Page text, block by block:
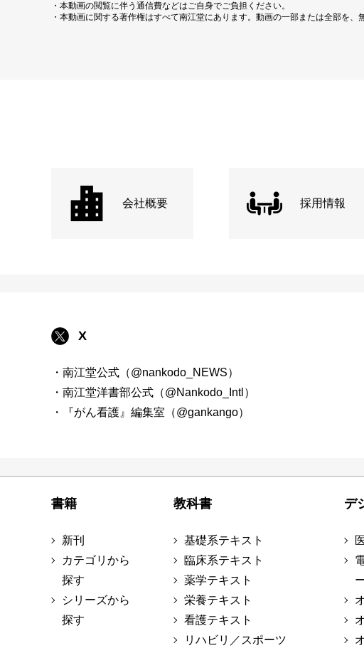
・本動画の閲覧に伴う通信費などはご自身でご負担ください。
・本動画に関する著作権はすべて南江堂にあります。動画の一部または全部を
会社概要 採用情報
X
・南江堂公式（@nankodo_NEWS）
・南江堂洋書部公式（@Nankodo_Intl）
・『がん看護』編集室（@gankango）
書籍
新刊
カテゴリから
探す
シリーズから
探す
教科書
基礎系テキスト
臨床系テキスト
薬学テキスト
栄養テキスト
看護テキスト
リハビリ／スポーツ
デ